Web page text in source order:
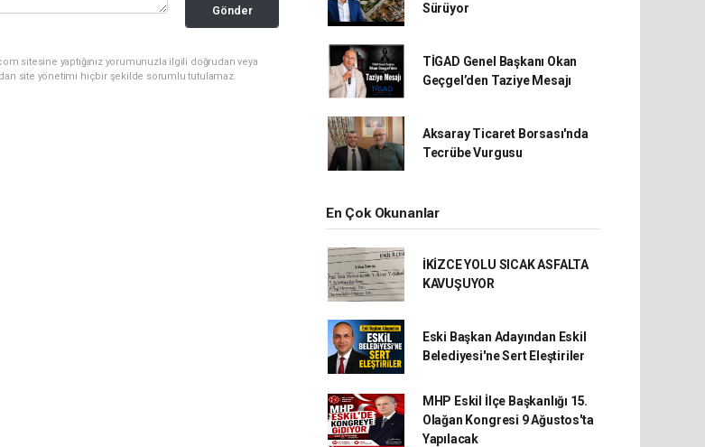
Gönder
sitesine yaptığınız yorumunuzla ilgili doğrudan veya
site yönetimi hiçbir şekilde sorumlu tutulamaz.
Sürüyor
TİGAD Genel Başkanı Okan
Geçgel’den Taziye Mesajı
Aksaray Ticaret Borsası'nda
Tecrübe Vurgusu
En Çok Okunanlar
İKİZCE YOLU SICAK ASFALTA
KAVUŞUYOR
Eski Başkan Adayından Eskil
Belediyesi'ne Sert Eleştiriler
MHP Eskil İlçe Başkanlığı 15.
Olağan Kongresi 9 Ağustos'ta
Yapılacak